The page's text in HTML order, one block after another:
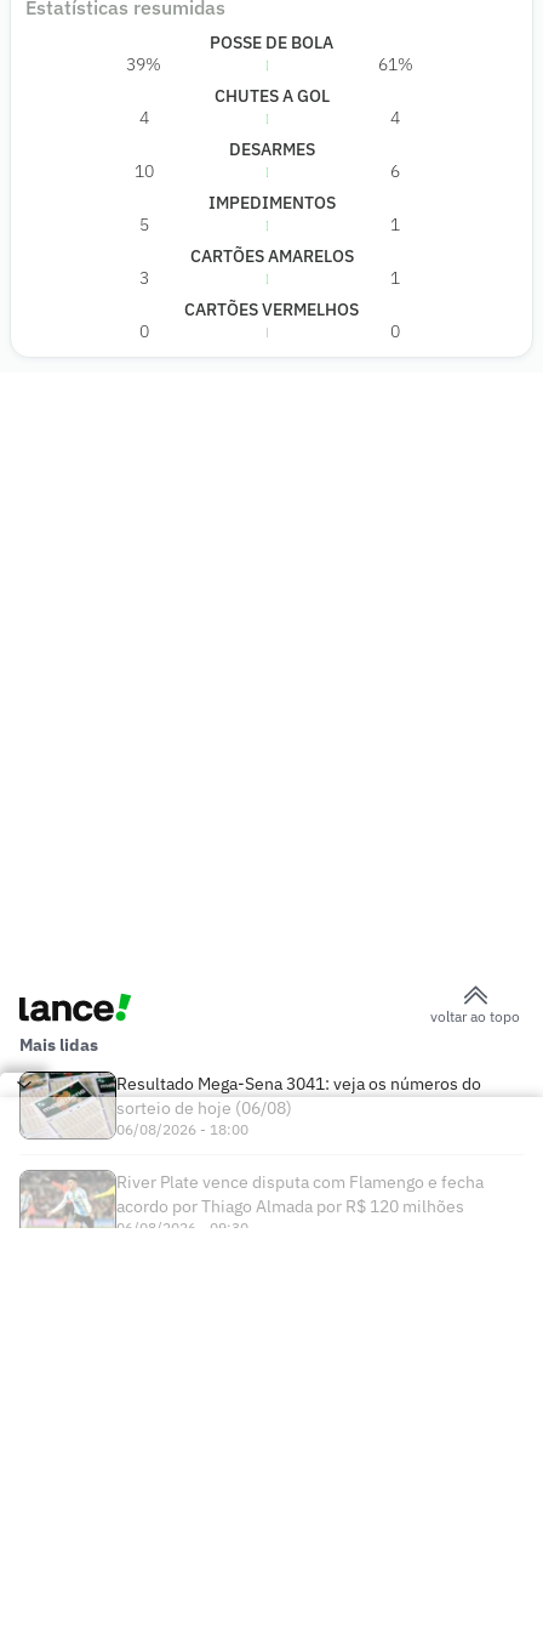
Estatísticas resumidas
POSSE DE BOLA
39%
61%
CHUTES A GOL
4
4
DESARMES
10
6
IMPEDIMENTOS
5
1
CARTÕES AMARELOS
3
1
CARTÕES VERMELHOS
0
0
voltar ao topo
Mais lidas
Resultado Mega-Sena 3041: veja os números do
sorteio de hoje (06/08)
06/08/2026 - 18:00
River Plate vence disputa com Flamengo e fecha
acordo por Thiago Almada por R$ 120 milhões
06/08/2026 - 09:30